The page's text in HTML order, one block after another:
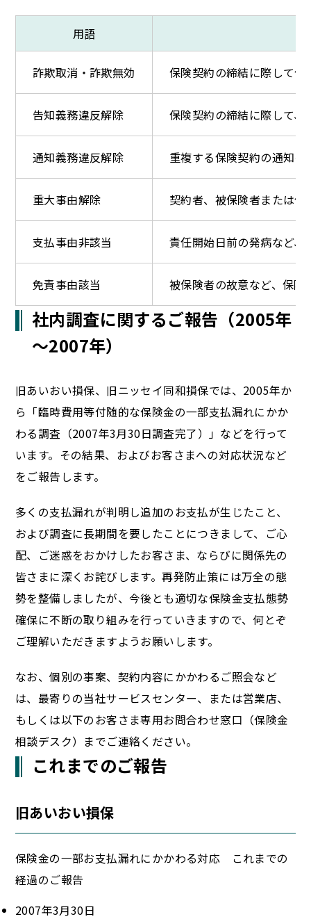
用語
詐欺取消・詐欺無効 保険契約の締結に際して
告知義務違反解除 保険契約の締結に際して
通知義務違反解除 重複する保険契約の通知
重大事由解除 契約者、被保険者または
支払事由非該当 責任開始日前の発病など
免責事由該当 被保険者の故意など、保
社内調査に関するご報告（2005年
～2007年）
旧あいおい損保、旧ニッセイ同和損保では、2005年か
ら「臨時費用等付随的な保険金の一部支払漏れにかか
わる調査（2007年3月30日調査完了）」などを行って
います。その結果、およびお客さまへの対応状況など
をご報告します。
多くの支払漏れが判明し追加のお支払が生じたこと、
および調査に長期間を要したことにつきまして、ご心
配、ご迷惑をおかけしたお客さま、ならびに関係先の
皆さまに深くお詫びします。再発防止策には万全の態
勢を整備しましたが、今後とも適切な保険金支払態勢
確保に不断の取り組みを行っていきますので、何とぞ
ご理解いただきますようお願いします。
なお、個別の事案、契約内容にかかわるご照会など
は、最寄りの当社サービスセンター、または営業店、
もしくは以下のお客さま専用お問合わせ窓口（保険金
相談デスク）までご連絡ください。
これまでのご報告
旧あいおい損保
保険金の一部お支払漏れにかかわる対応 これまでの
経過のご報告
2007年3月30日